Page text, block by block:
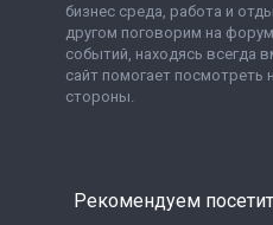
бизнес среда, работа и
другом поговорим на
событий, находясь всегда
сайт помогает посмотреть
стороны.
Рекомендуем